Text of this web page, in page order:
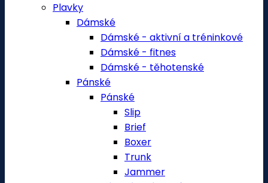
Plavky
Dámské
Dámské - aktivní a tréninkové
Dámské - fitnes
Dámské - těhotenské
Pánské
Pánské
Slip
Brief
Boxer
Trunk
Jammer